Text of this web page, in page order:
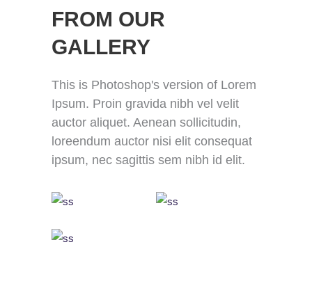
FROM OUR
GALLERY
This is Photoshop's version of Lorem
Ipsum. Proin gravida nibh vel velit
auctor aliquet. Aenean sollicitudin,
loreendum auctor nisi elit consequat
ipsum, nec sagittis sem nibh id elit.